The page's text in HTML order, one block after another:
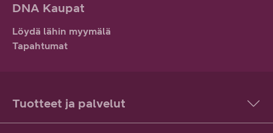
DNA Kaupat
Löydä lähin myymälä
Tapahtumat
Tuotteet ja palvelut